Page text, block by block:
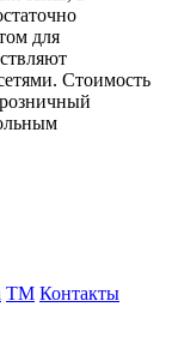
для
Стоимость
TM Контакты